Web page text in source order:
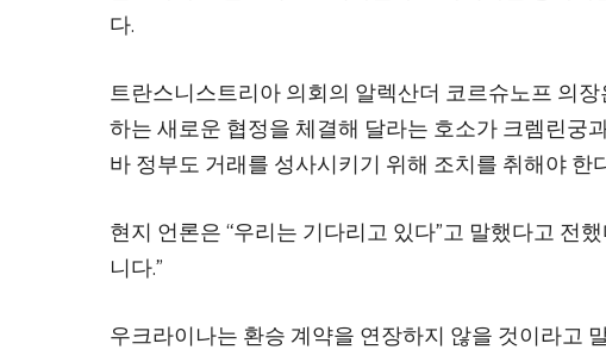
다.
트란스니스트리아 의회의 알렉산더 코르슈노프 의
하는 새로운 협정을 체결해 달라는 호소가 크렘린궁
바 정부도 거래를 성사시키기 위해 조치를 취해야 한
현지 언론은 “우리는 기다리고 있다”고 말했다고 전
니다.”
우크라이나는 환승 계약을 연장하지 않을 것이라고